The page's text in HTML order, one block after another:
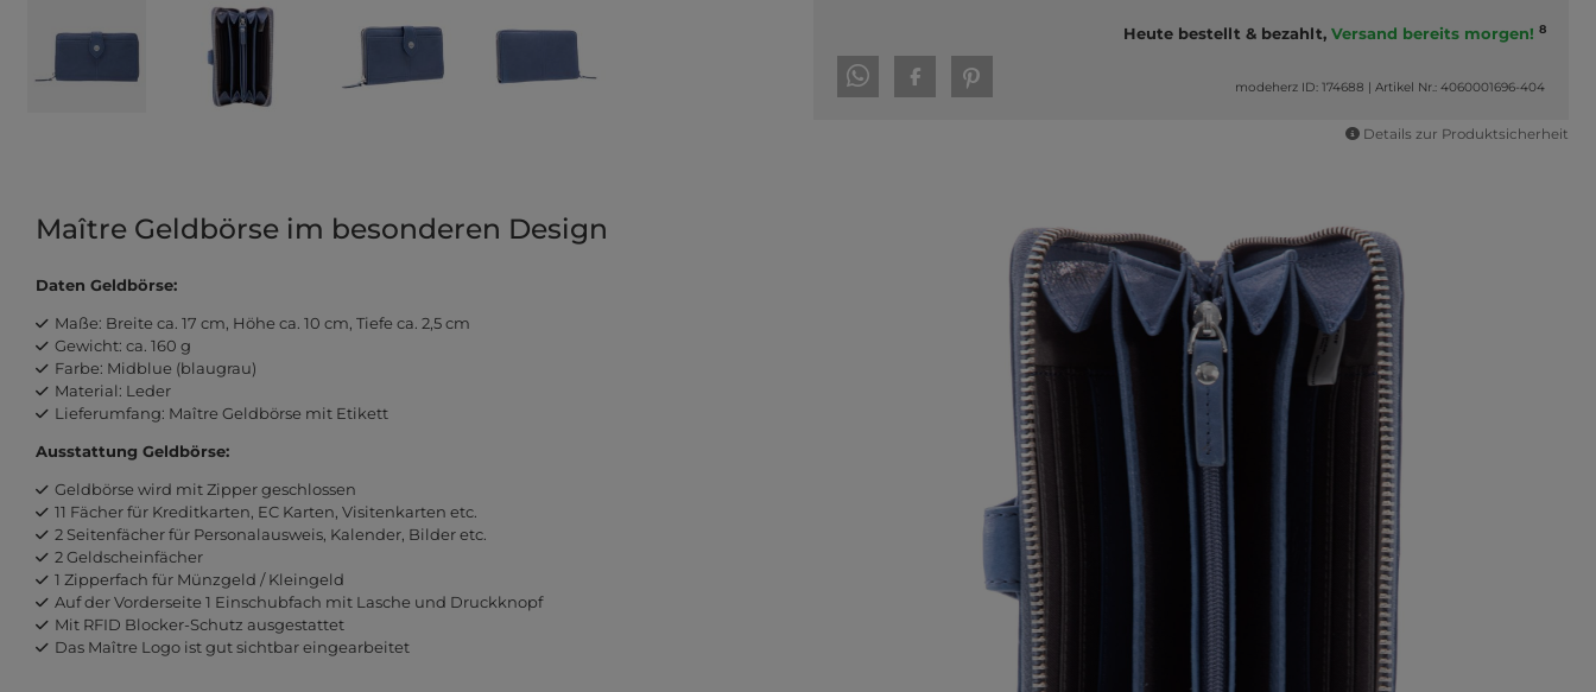
Heute bestellt & bezahlt, Versand bereits morgen! 8
modeherz ID: 174688 |Artikel Nr.: 4060001696-404
Details zur Produktsicherheit
Maître Geldbörse im besonderen Design
Daten Geldbörse:
Maße: Breite ca. 17 cm, Höhe ca. 10 cm, Tiefe ca. 2,5 cm
Gewicht: ca. 160 g
Farbe: Midblue (blaugrau)
Material: Leder
Lieferumfang: Maître Geldbörse mit Etikett
Ausstattung Geldbörse:
Geldbörse wird mit Zipper geschlossen
11 Fächer für Kreditkarten, EC Karten, Visitenkarten etc.
2 Seitenfächer für Personalausweis, Kalender, Bilder etc.
2 Geldscheinfächer
1 Zipperfach für Münzgeld / Kleingeld
Auf der Vorderseite 1 Einschubfach mit Lasche und Druckknopf
Mit RFID Blocker-Schutz ausgestattet
Das Maître Logo ist gut sichtbar eingearbeitet